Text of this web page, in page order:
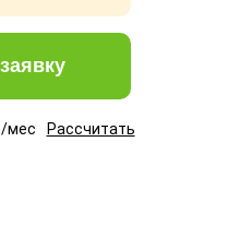
мес Рассчитать